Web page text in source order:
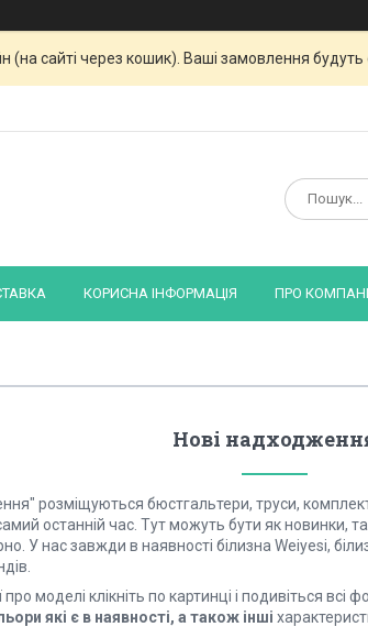
сайті через кошик). Ваші замовлення будуть
КОРИСНА ІНФОРМАЦІЯ ПРО
Нові
розміщуються бюстгальтери, труси,
останній час. Тут можуть бути як новинки,
У нас завжди в наявності білизна Weiyesi,
моделі клікніть по картинці і подивіться
які є в наявності, а також інші